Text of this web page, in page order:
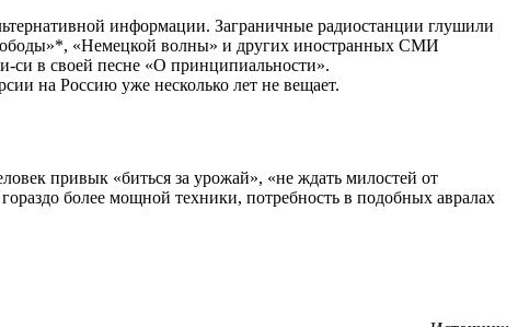
информации. Заграничные радиостанции глушили
«Немецкой волны» и других иностранных СМИ
си в своей песне «О принципиальности».
на Россию уже несколько лет не вещает.
привык «биться за урожай», «не ждать милостей от
более мощной техники, потребность в подобных авралах